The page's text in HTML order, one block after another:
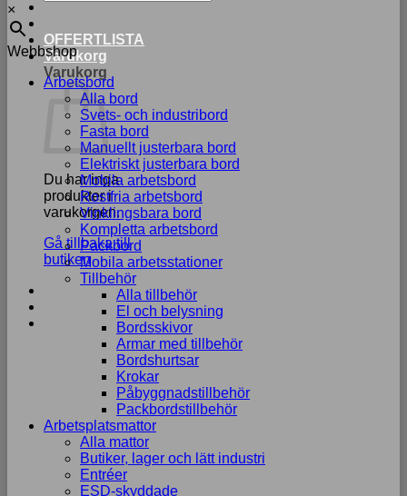
OFFERTLISTA
Varukorg
Varukorg
Du har inga
produkter i
varukorgen.
Gå tillbaka till
butiken
×
Webbshop
Arbetsbord
Alla bord
Svets- och industribord
Fasta bord
Manuellt justerbara bord
Elektriskt justerbara bord
Mobila arbetsbord
Rostfria arbetsbord
Vinklingsbara bord
Kompletta arbetsbord
Packbord
Mobila arbetsstationer
Tillbehör
Alla tillbehör
El och belysning
Bordsskivor
Armar med tillbehör
Bordshurtsar
Krokar
Påbyggnadstillbehör
Packbordstillbehör
Arbetsplatsmattor
Alla mattor
Butiker, lager och lätt industri
Entréer
ESD-skyddade